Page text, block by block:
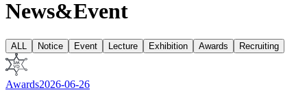
News&Event
ALL Notice Event Lecture Exhibition Awards Recruiting
Awards2026-06-26